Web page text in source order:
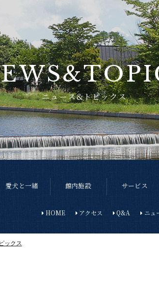
ニュース&トピックス
愛犬と一緒 館内施設 サービス
HOME アクセス Q&A ニュ
ックス